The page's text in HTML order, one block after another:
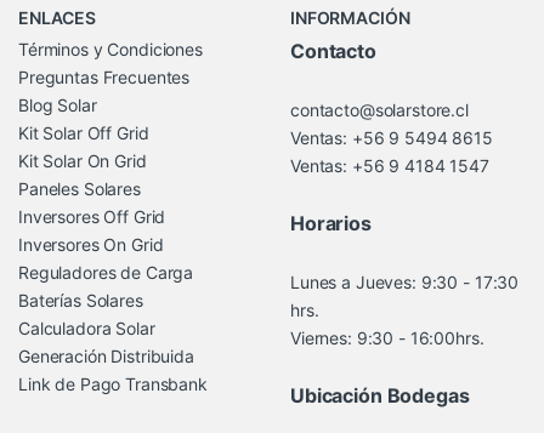
ENLACES
Términos y Condiciones
Preguntas Frecuentes
Blog Solar
Kit Solar Off Grid
Kit Solar On Grid
Paneles Solares
Inversores Off Grid
Inversores On Grid
Reguladores de Carga
Baterías Solares
Calculadora Solar
Generación Distribuida
Link de Pago Transbank
INFORMACIÓN
Contacto
contacto@solarstore.cl
Ventas: +56 9 5494 8615
Ventas: +56 9 4184 1547
Horarios
Lunes a Jueves: 9:30 - 17:30
hrs.
Viernes: 9:30 - 16:00hrs.
Ubicación Bodegas